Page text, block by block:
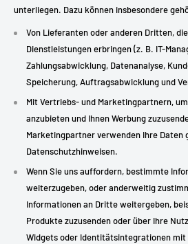
unterliegen. Dazu können insbesondere
Von Lieferanten oder anderen Dritten,
Dienstleistungen erbringen (z. B. IT-
Zahlungsabwicklung, Datenanalyse,
Speicherung, Auftragsabwicklung und
Mit Vertriebs- und Marketingpartnern,
anzubieten und Ihnen Werbung
Marketingpartner verwenden Ihre Daten
Datenschutzhinweisen.
Wenn Sie uns auffordern, bestimmte
weiterzugeben, oder anderweitig
Informationen an Dritte weitergeben,
Produkte zuzusenden oder über Ihre
Widgets oder Identitätsintegrationen mit